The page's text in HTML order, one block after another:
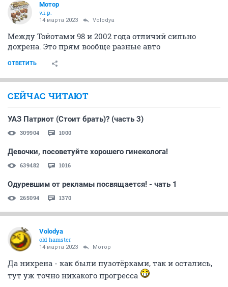
Мотор
v.i.p.
14 марта 2023 Volodya
Между Тойотами 98 и 2002 года отличий сильно
дохрена. Это прям вообще разные авто
ОТВЕТИТЬ
СЕЙЧАС ЧИТАЮТ
УАЗ Патриот (Стоит брать)? (часть 3)
309904 1000
Девочки, посоветуйте хорошего гинеколога!
639482 1016
Одуревшим от рекламы посвящается! - чать 1
265094 1370
Volodya
old hamster
14 марта 2023 Мотор
Да нихрена - как были пузотёрками, так и остались,
тут уж точно никакого прогресса